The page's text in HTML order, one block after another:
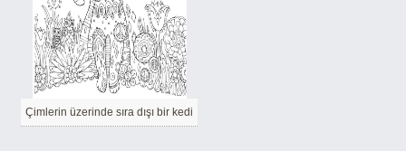
Çimlerin üzerinde sıra dışı bir kedi